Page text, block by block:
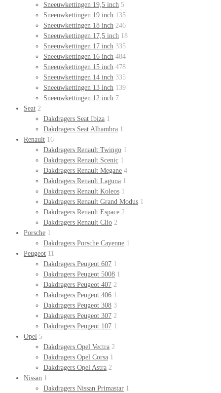
Sneeuwkettingen 19,5 inch 5
Sneeuwkettingen 19 inch 135
Sneeuwkettingen 18 inch 246
Sneeuwkettingen 17,5 inch 18
Sneeuwkettingen 17 inch 335
Sneeuwkettingen 16 inch 484
Sneeuwkettingen 15 inch 478
Sneeuwkettingen 14 inch 335
Sneeuwkettingen 13 inch 139
Sneeuwkettingen 12 inch 7
Seat 2
Dakdragers Seat Ibiza 1
Dakdragers Seat Alhambra 1
Renault 16
Dakdragers Renault Twingo 1
Dakdragers Renault Scenic 1
Dakdragers Renault Megane 4
Dakdragers Renault Laguna 1
Dakdragers Renault Koleos 1
Dakdragers Renault Grand Modus 1
Dakdragers Renault Espace 2
Dakdragers Renault Clio 2
Porsche 1
Dakdragers Porsche Cayenne 1
Peugeot 11
Dakdragers Peugeot 607 1
Dakdragers Peugeot 5008 1
Dakdragers Peugeot 407 2
Dakdragers Peugeot 406 1
Dakdragers Peugeot 308 3
Dakdragers Peugeot 307 2
Dakdragers Peugeot 107 1
Opel 5
Dakdragers Opel Vectra 2
Dakdragers Opel Corsa 1
Dakdragers Opel Astra 2
Nissan 1
Dakdragers Nissan Primastar 1